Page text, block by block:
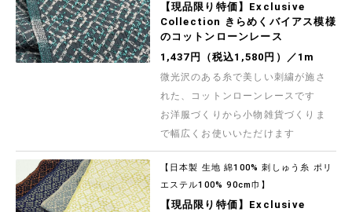
【現品限り特価】Exclusive
Collection きらめくバイアス模様
のコットンローンレース
1,437円（税込1,580円）／1m
微光沢のある糸で美しい刺繍が施さ
れた、コットンローンレースです
お洋服づくりから小物雑貨づくりま
で幅広くお使いいただけます
【日本製 生地 綿100% 刺しゅう糸 ポリ
エステル100% 90cm巾】
【現品限り特価】Exclusive